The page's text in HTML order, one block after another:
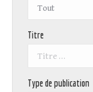
Titre
Type de publication